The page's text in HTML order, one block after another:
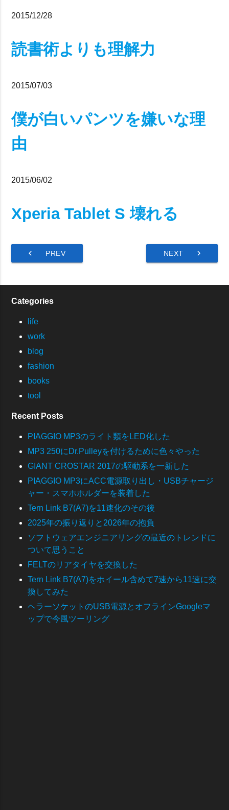
2015/12/28
読書術よりも理解力
2015/07/03
僕が白いパンツを嫌いな理
由
2015/06/02
Xperia Tablet S 壊れる
chevron_left PREV chevron_right
NEXT
Categories
life
work
blog
fashion
books
tool
Recent Posts
PIAGGIO MP3のライト類をLED化した
MP3 250にDr.Pulleyを付けるために色々やった
GIANT CROSTAR 2017の駆動系を一新した
PIAGGIO MP3にACC電源取り出し・USBチャージ
ャー・スマホホルダーを装着した
Tern Link B7(A7)を11速化のその後
2025年の振り返りと2026年の抱負
ソフトウェアエンジニアリングの最近のトレンドに
ついて思うこと
FELTのリアタイヤを交換した
Tern Link B7(A7)をホイール含めて7速から11速に交
換してみた
ヘラーソケットのUSB電源とオフラインGoogleマ
ップで今風ツーリング